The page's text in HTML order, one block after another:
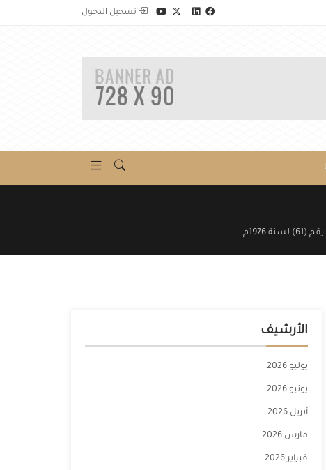
تسجيل الدخول
1976م
الأرشيف
يوليو 2026
يونيو 2026
أبريل 2026
مارس 2026
فبراير 2026